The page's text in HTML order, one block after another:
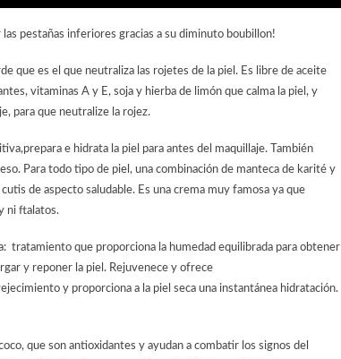
las pestañas inferiores gracias a su diminuto boubillon!
que es el que neutraliza las rojetes de la piel. Es libre de aceite
vitaminas A y E, soja y hierba de limón que calma la piel, y
para que neutralize la rojez.
e hidrata la piel para antes del maquillaje. También
Para todo tipo de piel, una combinación de manteca de karité y
de aspecto saludable. Es una crema muy famosa ya que
ni ftalatos.
tratamiento que proporciona la humedad equilibrada para obtener
y reponer la piel. Rejuvenece y ofrece
y proporciona a la piel seca una instantánea hidratación.
que son antioxidantes y ayudan a combatir los signos del